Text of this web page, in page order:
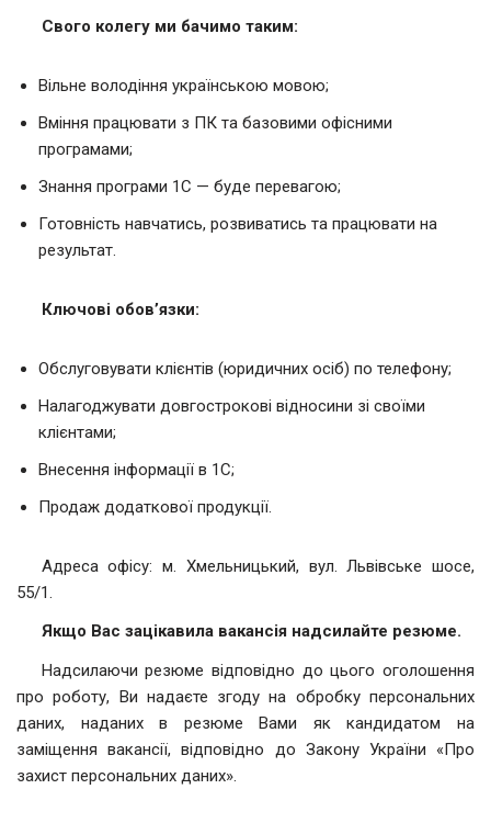
Свого колегу ми бачимо таким:
Вільне володіння українською мовою;
Вміння працювати з ПК та базовими офісними
програмами;
Знання програми 1С — буде перевагою;
Готовність навчатись, розвиватись та працювати на
результат.
Ключові обов’язки:
Обслуговувати клієнтів (юридичних осіб) по телефону;
Налагоджувати довгострокові відносини зі своїми
клієнтами;
Внесення інформації в 1С;
Продаж додаткової продукції.
Адреса офісу: м. Хмельницький, вул. Львівське шосе,
55/1.
Якщо Вас зацікавила вакансія надсилайте резюме.
Надсилаючи резюме відповідно до цього оголошення
про роботу, Ви надаєте згоду на обробку персональних
даних, наданих в резюме Вами як кандидатом на
заміщення вакансії, відповідно до Закону України «Про
захист персональних даних».